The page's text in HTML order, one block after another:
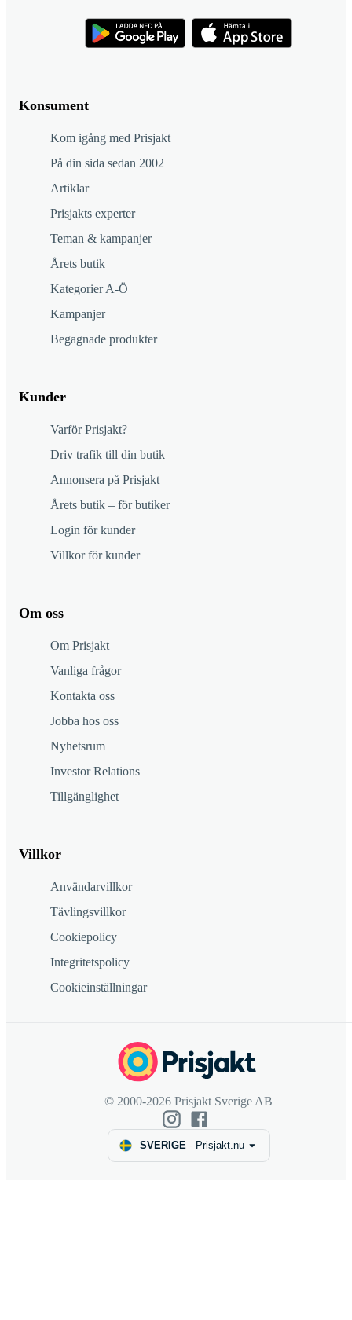
Konsument
Kom igång med Prisjakt
På din sida sedan 2002
Artiklar
Prisjakts experter
Teman & kampanjer
Årets butik
Kategorier A-Ö
Kampanjer
Begagnade produkter
Kunder
Varför Prisjakt?
Driv trafik till din butik
Annonsera på Prisjakt
Årets butik – för butiker
Login för kunder
Villkor för kunder
Om oss
Om Prisjakt
Vanliga frågor
Kontakta oss
Jobba hos oss
Nyhetsrum
Investor Relations
Tillgänglighet
Villkor
Användarvillkor
Tävlingsvillkor
Cookiepolicy
Integritetspolicy
Cookieinställningar
© 2000-2026 Prisjakt Sverige AB
SVERIGE- Prisjakt.nu